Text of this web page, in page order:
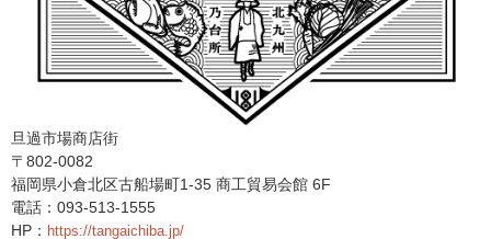
旦過市場商店街
〒802-0082
福岡県小倉北区古船場町1-35 商工貿易会館 6F
電話：093-513-1555
HP：
https://tangaichiba.jp/